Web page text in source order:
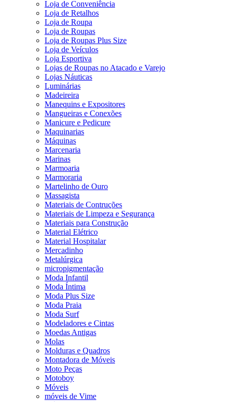
Loja de Conveniência
Loja de Retalhos
Loja de Roupa
Loja de Roupas
Loja de Roupas Plus Size
Loja de Veículos
Loja Esportiva
Lojas de Roupas no Atacado e Varejo
Lojas Náuticas
Luminárias
Madeireira
Manequins e Expositores
Mangueiras e Conexões
Manicure e Pedicure
Maquinarias
Máquinas
Marcenaria
Marinas
Marmoaria
Marmoraria
Martelinho de Ouro
Massagista
Materiais de Contruções
Materiais de Limpeza e Segurança
Materiais para Construção
Material Elétrico
Material Hospitalar
Mercadinho
Metalúrgica
micropigmentação
Moda Infantil
Moda Íntima
Moda Plus Size
Moda Praia
Moda Surf
Modeladores e Cintas
Moedas Antigas
Molas
Molduras e Quadros
Montadora de Móveis
Moto Peças
Motoboy
Móveis
móveis de Vime